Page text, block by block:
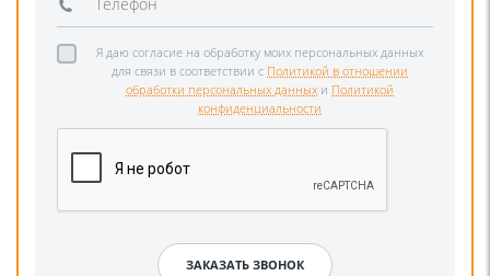
Я даю согласие на обработку моих персональных данных
для связи в соответствии с Политикой в отношении
обработки персональных данных и Политикой
конфиденциальности